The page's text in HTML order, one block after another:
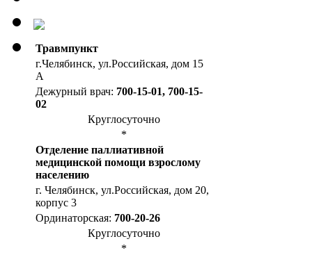
Травмпункт
г.Челябинск, ул.Российская, дом 15
А
Дежурный врач: 700-15-01, 700-15-
02
Круглосуточно
*
Отделение паллиативной
медицинской помощи взрослому
населению
г. Челябинск, ул.Российская, дом 20,
корпус 3
Ординаторская: 700-20-26
Круглосуточно
*